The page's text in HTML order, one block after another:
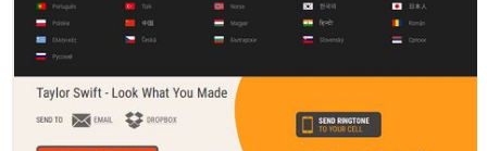
tous
sites.
Cette
extension